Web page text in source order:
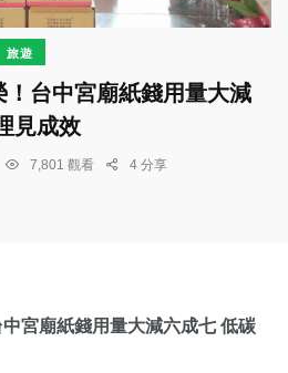
旅遊
台中宮廟紙錢用量大減
見成效
7,801 觀看 4 分享
宮廟紙錢用量大減六成七 低碳